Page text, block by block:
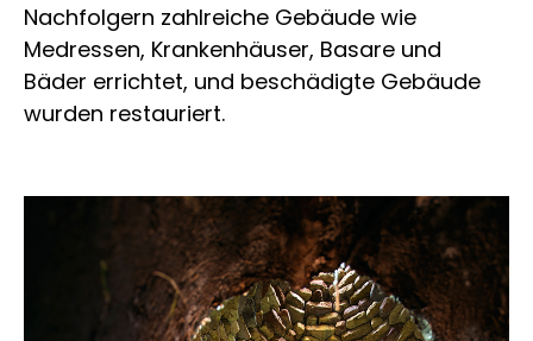
Nachfolgern zahlreiche Gebäude wie
Medressen, Krankenhäuser, Basare und
Bäder errichtet, und beschädigte Gebäude
wurden restauriert.